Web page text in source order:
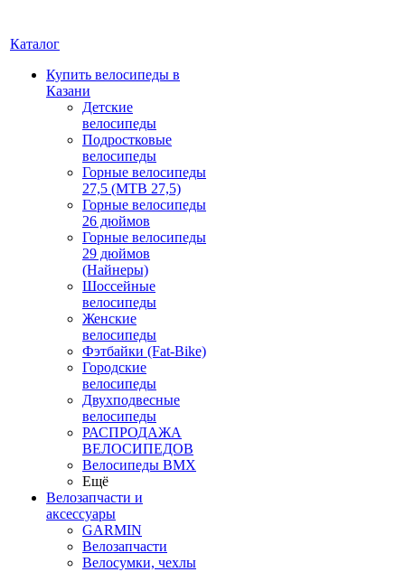
Каталог
Купить велосипеды в
Казани
Детские
велосипеды
Подростковые
велосипеды
Горные велосипеды
27,5 (MTB 27,5)
Горные велосипеды
26 дюймов
Горные велосипеды
29 дюймов
(Найнеры)
Шоссейные
велосипеды
Женские
велосипеды
Фэтбайки (Fat-Bike)
Городские
велосипеды
Двухподвесные
велосипеды
РАСПРОДАЖА
ВЕЛОСИПЕДОВ
Велосипеды BMX
Ещё
Велозапчасти и
аксессуары
GARMIN
Велозапчасти
Велосумки, чехлы